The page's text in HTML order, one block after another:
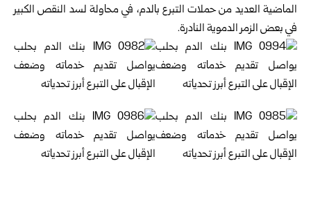
الماضية العديد من حملات التبرع بالدم، في محاولة لسد النقص الكبير
في بعض الزمر الدموية النادرة.